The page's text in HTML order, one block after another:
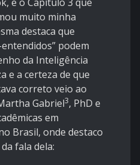
muito minha
destaca que
podem
da Inteligência
e a certeza de que
correto veio ao
Gabriel3, PhD e
em
Brasil, onde destaco
fala dela: